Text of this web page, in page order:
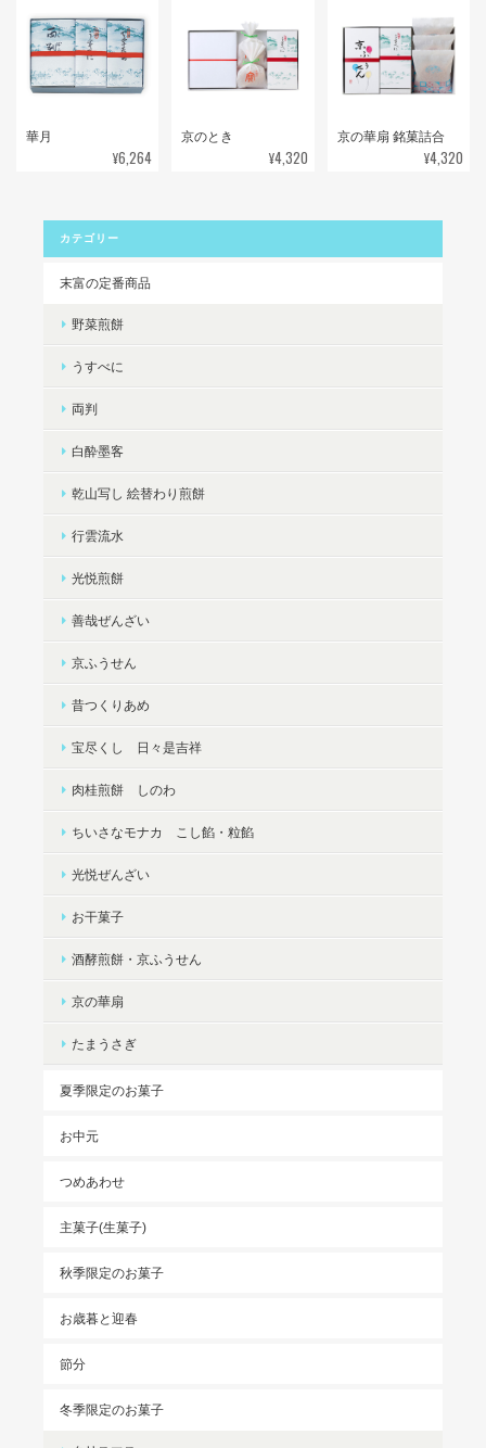
華月
¥6,264
京のとき
¥4,320
京の華扇 銘菓詰合
¥4,320
カテゴリー
末富の定番商品
野菜煎餅
うすべに
両判
白酔墨客
乾山写し 絵替わり煎餅
行雲流水
光悦煎餅
善哉ぜんざい
京ふうせん
昔つくりあめ
宝尽くし 日々是吉祥
肉桂煎餅 しのわ
ちいさなモナカ こし餡・粒餡
光悦ぜんざい
お干菓子
酒酵煎餅・京ふうせん
京の華扇
たまうさぎ
夏季限定のお菓子
お中元
つめあわせ
主菓子(生菓子)
秋季限定のお菓子
お歳暮と迎春
節分
冬季限定のお菓子